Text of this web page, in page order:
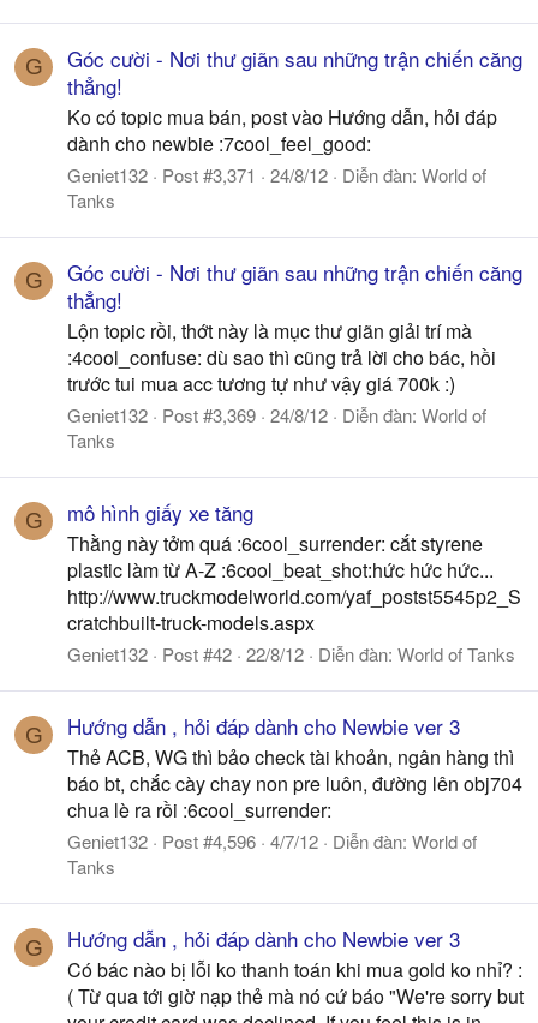
G
Góc cười - Nơi thư giãn sau những trận chiến căng
thẳng!
Ko có topic mua bán, post vào Hướng dẫn, hỏi đáp
dành cho newbie :7cool_feel_good:
Geniet132 Post #3,371 24/8/12 Diễn đàn: World of
Tanks
G
Góc cười - Nơi thư giãn sau những trận chiến căng
thẳng!
Lộn topic rồi, thớt này là mục thư giãn giải trí mà
:4cool_confuse: dù sao thì cũng trả lời cho bác, hồi
trước tui mua acc tương tự như vậy giá 700k :)
Geniet132 Post #3,369 24/8/12 Diễn đàn: World of
Tanks
G mô hình giấy xe tăng
Thằng này tởm quá :6cool_surrender: cắt styrene
plastic làm từ A-Z :6cool_beat_shot:hức hức hức...
http://www.truckmodelworld.com/yaf_postst5545p2_S
cratchbuilt-truck-models.aspx
Geniet132 Post #42 22/8/12 Diễn đàn: World of Tanks
G Hướng dẫn , hỏi đáp dành cho Newbie ver 3
Thẻ ACB, WG thì bảo check tài khoản, ngân hàng thì
báo bt, chắc cày chay non pre luôn, đường lên obj704
chua lè ra rồi :6cool_surrender:
Geniet132 Post #4,596 4/7/12 Diễn đàn: World of
Tanks
G Hướng dẫn , hỏi đáp dành cho Newbie ver 3
Có bác nào bị lỗi ko thanh toán khi mua gold ko nhỉ? :
( Từ qua tới giờ nạp thẻ mà nó cứ báo "We're sorry but